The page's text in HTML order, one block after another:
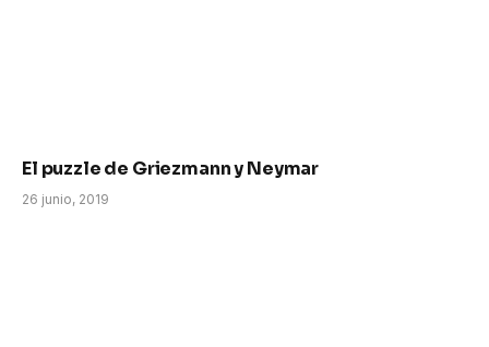
El puzzle de Griezmann y Neymar
26 junio, 2019